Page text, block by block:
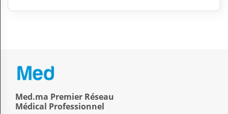
Med.ma Premier Réseau
Médical Professionnel